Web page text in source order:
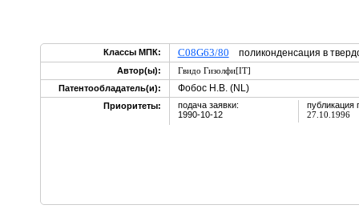
Классы МПК: C08G63/80 поликонденсация в
Автор(ы):
Гвидо Гизолфи[IT]
Патентообладатель(и):
Фобос Н.В. (NL)
Приоритеты:
подача заявки:
1990-10-12
публикация
27.10.1996